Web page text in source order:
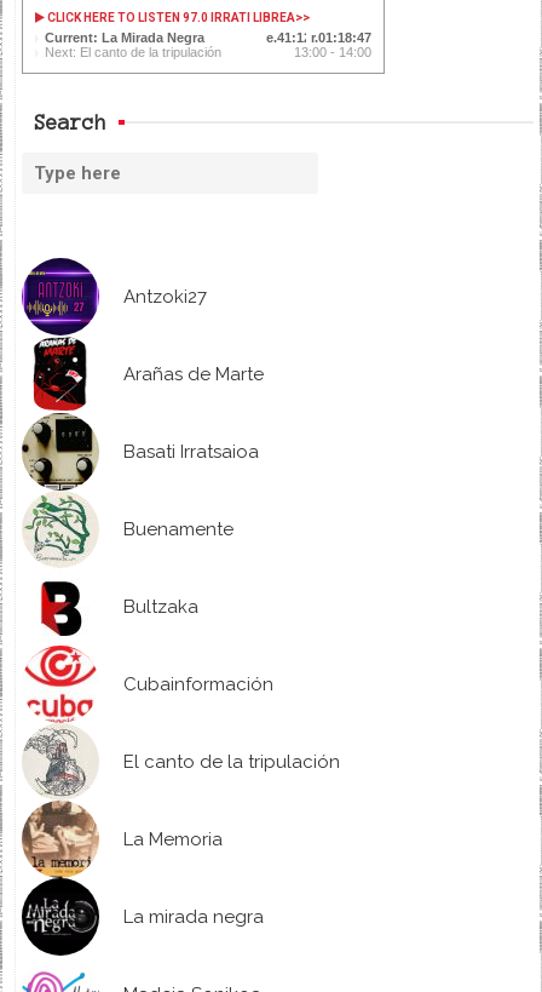
CLICK HERE TO LISTEN 97.0 IRRATI LIBREA>>
Current: La Mirada Negra 41:14 01:18:45
Next: El canto de la tripulación
13:00 - 14:00
Search
Antzoki27
Arañas de Marte
Basati Irratsaioa
Buenamente
Bultzaka
Cubainformación
El canto de la tripulación
La Memoria
La mirada negra